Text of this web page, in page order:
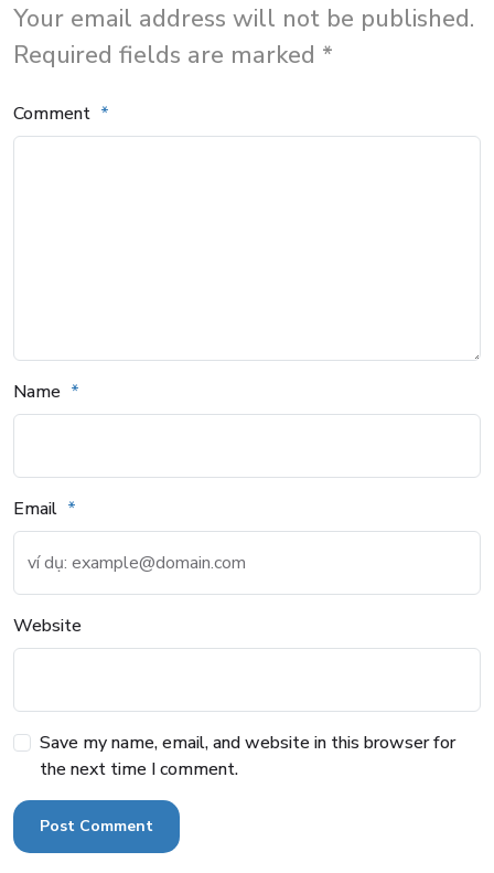
Your email address will not be published.
Required fields are marked *
Comment
Name
Email
Website
Save my name, email, and website in this browser for
the next time I comment.
Post Comment